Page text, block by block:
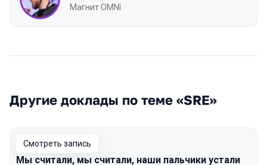
Магнит OMNI
Другие доклады по теме «SRE»
Смотреть запись
Мы считали, мы считали, наши пальчики устали